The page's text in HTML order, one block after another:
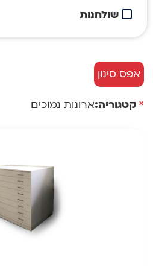
שולחנות
אפס סינון
קטגוריה:ארונות נמוכים ×